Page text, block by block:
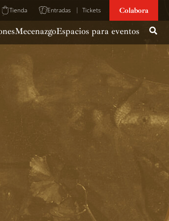
Tienda Entradas Tickets Colabora
MecenazgoEspacios para eventos